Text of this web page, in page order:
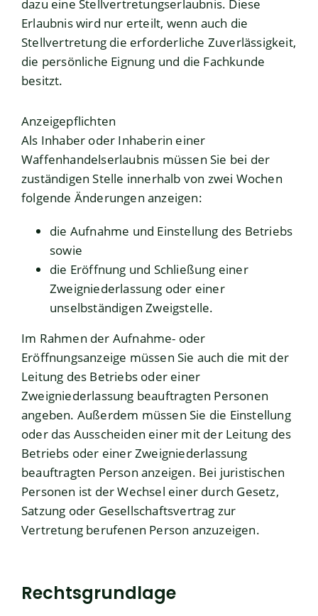
dazu eine Stellvertretungserlaubnis. Diese
Erlaubnis wird nur erteilt, wenn auch die
Stellvertretung die erforderliche Zuverlässigkeit,
die persönliche Eignung und die Fachkunde
besitzt.
Anzeigepflichten
Als Inhaber oder Inhaberin einer
Waffenhandelserlaubnis müssen Sie bei der
zuständigen Stelle innerhalb von zwei Wochen
folgende Änderungen anzeigen:
die Aufnahme und Einstellung des Betriebs
sowie
die Eröffnung und Schließung einer
Zweigniederlassung oder einer
unselbständigen Zweigstelle.
Im Rahmen der Aufnahme- oder
Eröffnungsanzeige müssen Sie auch die mit der
Leitung des Betriebs oder einer
Zweigniederlassung beauftragten Personen
angeben. Außerdem müssen Sie die Einstellung
oder das Ausscheiden einer mit der Leitung des
Betriebs oder einer Zweigniederlassung
beauftragten Person anzeigen. Bei juristischen
Personen ist der Wechsel einer durch Gesetz,
Satzung oder Gesellschaftsvertrag zur
Vertretung berufenen Person anzuzeigen.
Rechtsgrundlage